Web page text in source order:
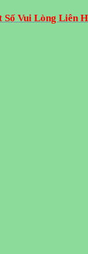
Số Vui Lòng Liên